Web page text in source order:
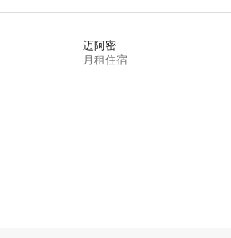
迈阿密
月租住宿